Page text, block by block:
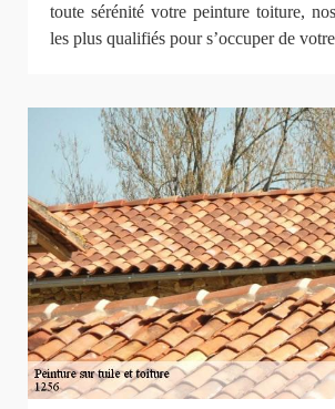
toute sérénité votre peinture toiture,
les plus qualifiés pour s’occuper de